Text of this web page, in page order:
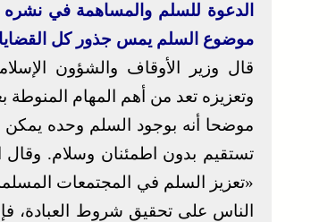
الدعوة للسلم والمساهمة في نشره
موضوع السلم يمس جذور كل القضايا
قال وزير الأوقاف والشؤون
وتعزيزه تعد من أهم المهام
موضحا أنه بوجود السلم وحده يمكن
تستقيم بدون اطمئنان وسلام. وقال
«تعزيز السلم في المجتمعات
الناس على تحقيق شروط العبادة،